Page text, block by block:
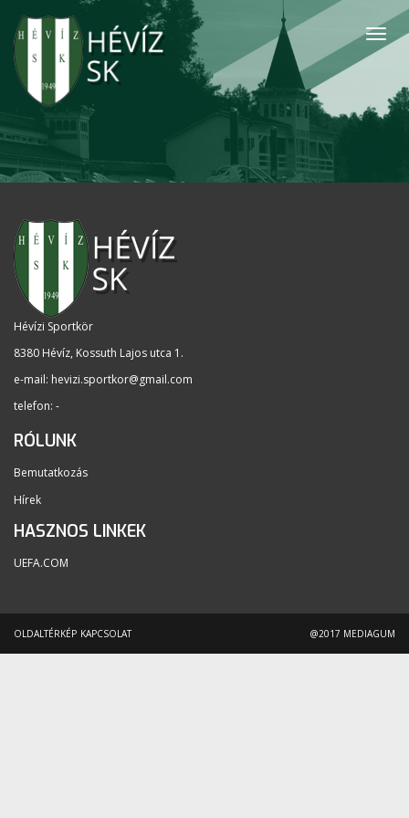
Hévízi Sportkör
8380 Hévíz, Kossuth Lajos utca 1 .
e-mail: hevizi.sportkor@gmail.com
telefon: -
RÓLUNK
Bemutatkozás
Hírek
HASZNOS LINKEK
UEFA.COM
OLDALTÉRKÉP KAPCSOLAT @2017 MEDIAGUM